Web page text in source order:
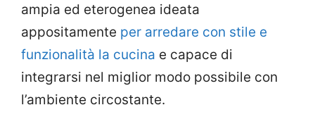
ampia ed eterogenea ideata
appositamente per arredare con stile e
funzionalità la cucina e capace di
integrarsi nel miglior modo possibile con
l’ambiente circostante.